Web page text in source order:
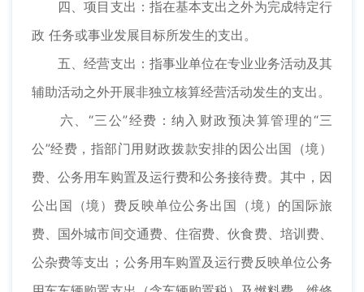
四、项目支出：指在基本支出之外为完成特定行
政 任务或事业发展目标所发生的支出。
五、经营支出：指事业单位在专业业务活动及其
辅助活动之外开展非独立核算经营活动发生的支出。
六、“三公”经费：纳入财政预决算管理的“三
公”经费，指部门用财政拨款安排的因公出国（境）
费、公务用车购置及运行费和公务接待费。其中，因
公出国（境）费反映单位公务出国（境）的国际旅
费、国外城市间交通费、住宿费、伙食费、培训费、
公杂费等支出；公务用车购置及运行费反映单位公务